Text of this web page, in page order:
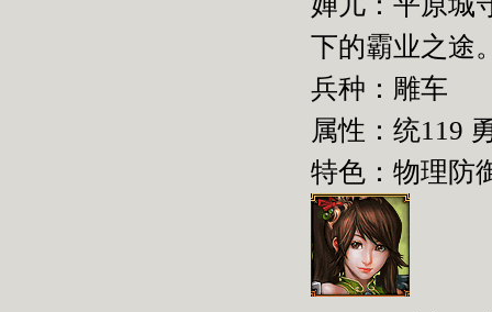
下的霸业之途
兵种：雕车
属性：统119
特色：物理防